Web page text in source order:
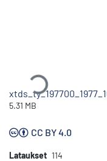
Ladataan...
5.31 MB
CC BY 4.0
Lataukset 114